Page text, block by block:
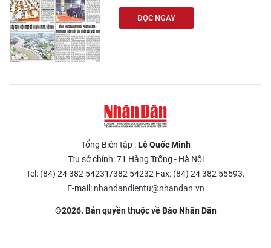
ĐỌC NGAY
Tổng Biên tập :Lê Quốc Minh
Trụ sở chính: 71 Hàng Trống - Hà Nội
Tel: (84) 24 382 54231/382 54232 Fax: (84) 24 382 55593.
E-mail: nhandandientu@nhandan.vn
©2026. Bản quyền thuộc về Báo Nhân Dân